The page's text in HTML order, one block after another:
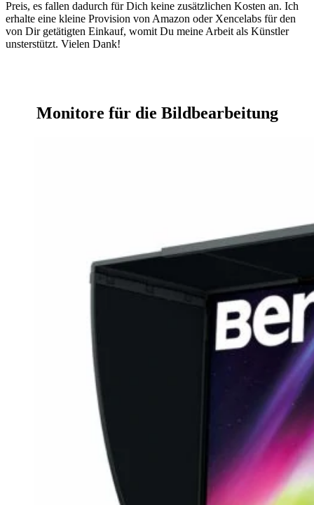
Preis, es fallen dadurch für Dich keine zusätzlichen Kosten an. Ich
erhalte eine kleine Provision von Amazon oder Xencelabs für den
von Dir getätigten Einkauf, womit Du meine Arbeit als Künstler
unsterstützt. Vielen Dank!
Monitore für die Bildbearbeitung